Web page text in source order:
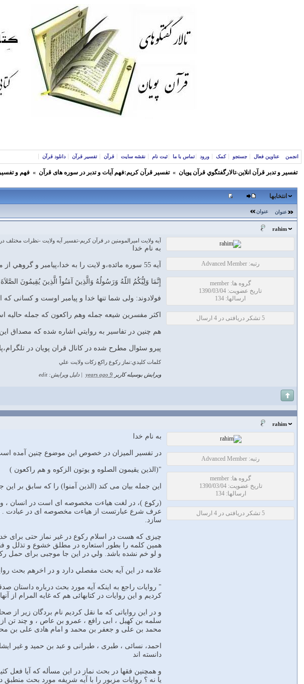
انجمن عناوین فعال جستجو کمک ورود تماس با ما ثبت نام نقشه سایت قرآن تفسیر قرآن دانلود قرآن
تفسير و‌ تدبر قرآن انلاين-تالارگفتگوي قرآن پویان » تفسير قرآن كريم:فهم آيات و تدبر در سوره های قرآن » فهم و
انتخابها
عنوان عنوان
rahim
رتبه: Advanced Member
گروه ها: member
تاریخ عضویت: 1390/03/04
ارسالها: 134
5 تشکر دریافتی در 4 ارسال
آيه ولايت اميرالمومنين در قرآن كريم-تفسير آيه ولايت -نظرات مختلف در تفسير ايه
به نام خدا
آيه 55 سوره مائده،و لايت را به خدا،پيامبر و گروهي از مومنين كه داراي صفات خاصي هستند،منحصر كرده است.
إِنَّمَا وَلِيُّكُمُ اللّهُ وَرَسُولُهُ وَالَّذِينَ آمَنُواْ الَّذِينَ يُقِيمُونَ
فولادوند: ولى شما تنها خدا و پيامبر اوست و كسانى
اكثر مفسرين شيعه جمله وهم راكعون كه جمله حاليه
هم چنين در تفاسير به روايتي اشاره شده كه مصداق
پيرو سئوال مطرح شده در كانال قران پويان در
كلمات كليدي:نماز ركوع راكع زكات ولايت علي
ویرایش بوسیله کاربر 9 years ago دلیل ویرایش: edit
rahim
رتبه: Advanced Member
گروه ها: member
تاریخ عضویت: 1390/03/04
ارسالها: 134
5 تشکر دریافتی در 4 ارسال
به نام خدا
در تفسير الميزان در خصوص اين موضوع چنين آمده
"(الذين يقيمون الصلوه و يوتون الزكوه و هم راكعون )
اين جمله بيان مى كند (الذين آمنوا) را كه سابق بر
(ركوع )، در لغت هياءت مخصوصه اى است در انسان ، و
عرف شرع عبارتست از هياءت مخصوصه اى در عبادت .
سازد.
چيزى كه هست در اسلام ركوع در غير نماز حتى براى
همين كلمه را بطور استعاره در مطلق خشوع و تذلل و
و لو خم نشده باشد. ولي در اين جا موجبى براى حمل
علامه در اين آيه بحث مفصلي دارد و در اخرهم بحث
" روايات راجع به اينكه آيه مورد بحث درباره داستان
كرديم و اين روايات در كتابهائى هم كه غايه المرام از
و در اين رواياتى كه ما نقل كرديم نام بردگان زير از
سلمه بن كهيل ، ابى رافع ، عمرو بن عاص ، و چند تن از
محمد بن على و جعفر بن محمد و امام هادى على بن
احمد، نسائى ، طبرى ، طبرانى و عبد بن حميد و غير
دانسته اند
و همچنين فقها در بحث نماز در اين مسأله كه آيا فعل
يا نه ؟ روايات مزبور را با آيه شريفه مورد بحث منطبق